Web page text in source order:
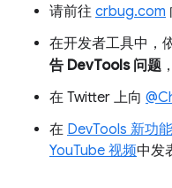
请前往 crbug.com
在开发者工具中，
告 DevTools 问题
在 Twitter 上向
在 DevTools 新功
YouTube 视频中发